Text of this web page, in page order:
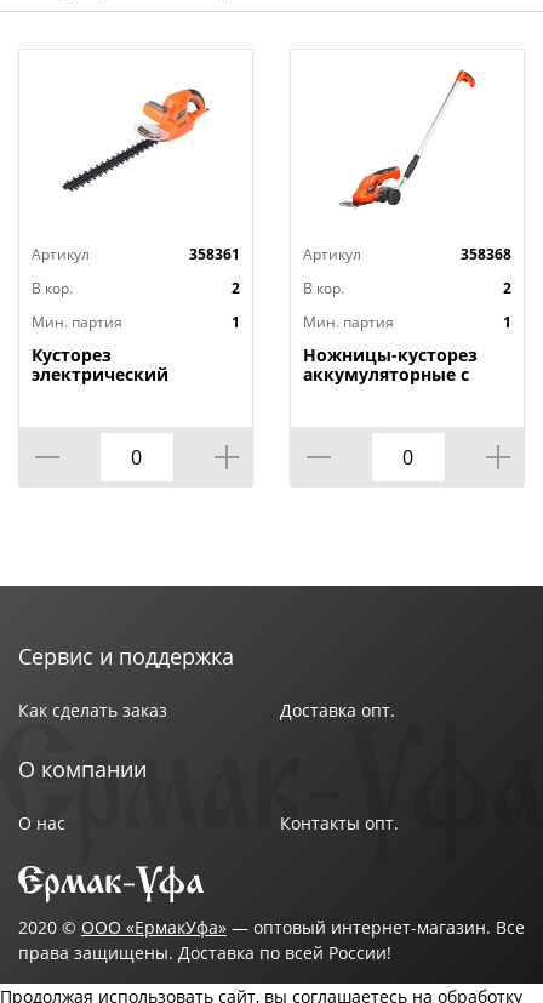
Артикул
358361
В кор.
2
Мин. партия
1
Кусторез
электрический
Артикул
358368
В кор.
2
Мин. партия
1
Ножницы-кусторез
аккумуляторные с
Сервис и поддержка
Как сделать заказ Доставка опт.
О компании
О нас Контакты опт.
2020 © ООО «ЕрмакУфа» — оптовый интернет-магазин. Все
права защищены. Доставка по всей России!
Продолжая использовать сайт, вы соглашаетесь на обработку